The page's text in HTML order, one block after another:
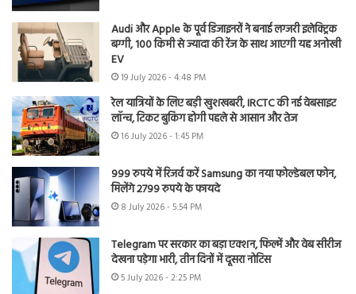
Audi और Apple के पूर्व डिजाइनरों ने बनाई लग्जरी इलेक्ट्रिक
बग्गी, 100 किमी से ज्यादा की रेंज के साथ आएगी यह अनोखी
EV
19 July 2026 - 4:48 PM
रेल यात्रियों के लिए बड़ी खुशखबरी, IRCTC की नई वेबसाइट
लॉन्च, टिकट बुकिंग होगी पहले से आसान और तेज
16 July 2026 - 1:45 PM
999 रुपये में रिजर्व करें Samsung का नया फोल्डेबल फोन,
मिलेंगे 2799 रुपये के फायदे
8 July 2026 - 5:54 PM
Telegram पर सरकार का बड़ा एक्शन, फिल्में और वेब सीरीज
देखना पड़ेगा भारी, तीन दिनों में दूसरा नोटिस
5 July 2026 - 2:25 PM